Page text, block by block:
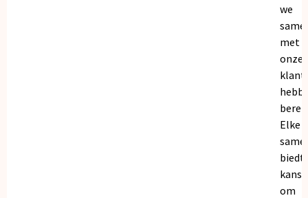
we
met
onze
Elke
biedt
om